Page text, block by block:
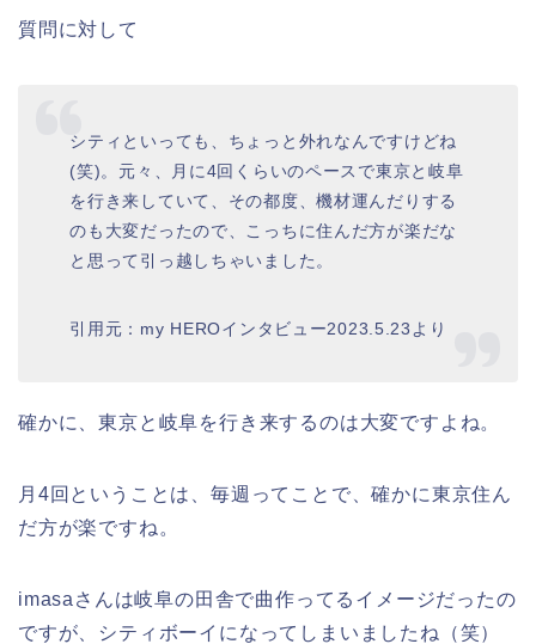
質問に対して
シティといっても、ちょっと外れなんですけどね
(笑)。元々、月に4回くらいのペースで東京と岐阜
を行き来していて、その都度、機材運んだりする
のも大変だったので、こっちに住んだ方が楽だな
と思って引っ越しちゃいました。
引用元：my HEROインタビュー2023.5.23より
確かに、東京と岐阜を行き来するのは大変ですよね。
月4回ということは、毎週ってことで、確かに東京住ん
だ方が楽ですね。
imasaさんは岐阜の田舎で曲作ってるイメージだったの
ですが、シティボーイになってしまいましたね（笑）